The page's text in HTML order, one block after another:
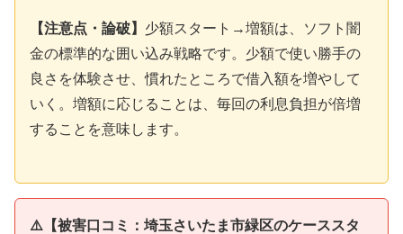
【注意点・論破】 少額スタート→増額は、ソフト闇
金の標準的な囲い込み戦略です。少額で使い勝手の
良さを体験させ、慣れたところで借入額を増やして
いく。増額に応じることは、毎回の利息負担が倍増
することを意味します。
⚠️【被害口コミ：埼玉さいたま市緑区のケーススタ